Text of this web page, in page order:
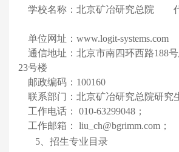
学校名称：北京矿冶研究总院 代
单位网址： www.logit-systems.com
通信地址：北京市南四环西路188
23号楼
邮政编码： 100160
联系部门：北京矿冶研究总院研究
工作电话：
010-63299048 ；
工作邮箱：
liu_ch@bgrimm.com；
5、招生专业目录